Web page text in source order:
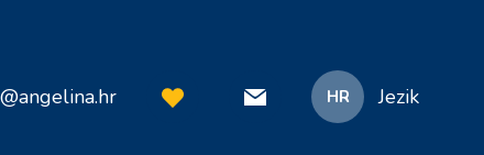
HR Jezik